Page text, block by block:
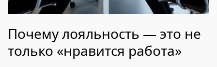
Почему лояльность — это не
только «нравится работа»